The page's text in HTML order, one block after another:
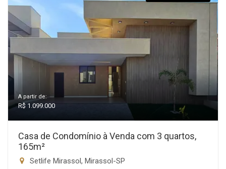
A partir de:
R$ 1.099.000
Casa de Condomínio à Venda com 3 quartos,
165m²
Setlife Mirassol, Mirassol-SP